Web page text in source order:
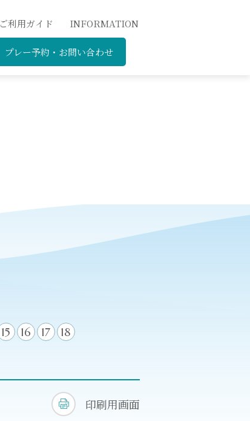
ご利用ガイド INFORMATION
プレー予約・お問い合わせ
15 16 17 18
印刷用画面